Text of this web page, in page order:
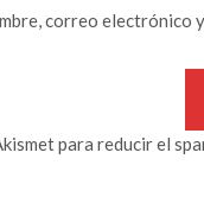
correo electrónico
para reducir el